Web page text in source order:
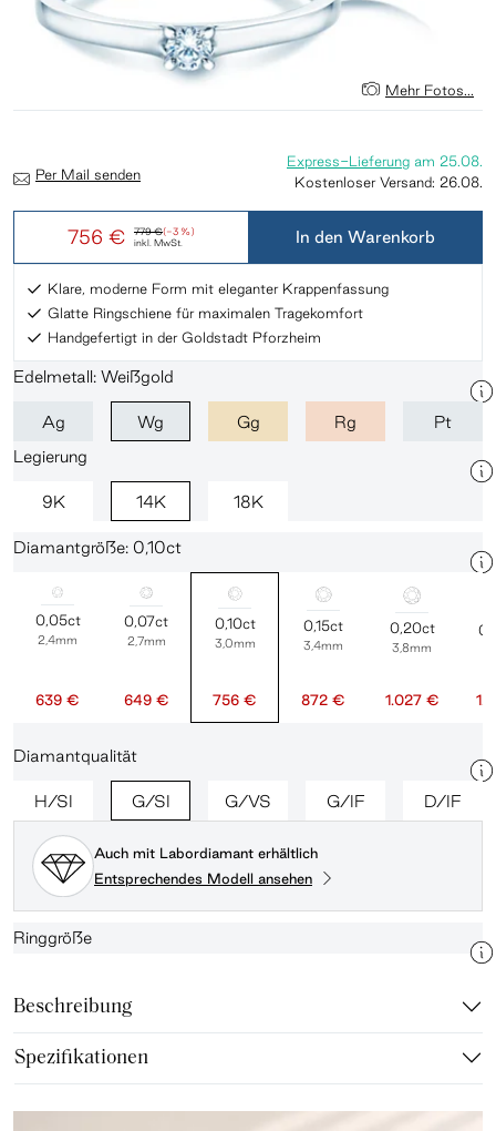
Mehr Fotos...
779 €(-3 %)
756 € inkl. MwSt.
Express-Lieferung am 25.08.
Kostenloser Versand: 26.08.
Per Mail senden
In den Warenkorb
Klare, moderne Form mit eleganter Krappenfassung
Glatte Ringschiene für maximalen Tragekomfort
Handgefertigt in der Goldstadt Pforzheim
Edelmetall: Weißgold
Ag Wg Gg Rg
Pt
Legierung
9K 14K 18K
Diamantgröße: 0,10ct
0,05ct
2,4mm
639 €
0,07ct
2,7mm
649 €
0,10ct
3,0mm
756 €
0,15ct
3,4mm
872 €
0,20ct
3,8mm
1.027 €
Diamantqualität
H/SI G/SI G/VS G/IF D/IF
Auch mit Labordiamant erhältlich
Entsprechendes Modell ansehen
Ringgröße
Beschreibung
Spezifikationen